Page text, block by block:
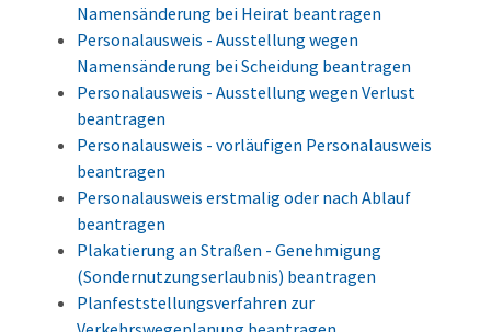
Namensänderung bei Heirat beantragen
Personalausweis - Ausstellung wegen
Namensänderung bei Scheidung beantragen
Personalausweis - Ausstellung wegen Verlust
beantragen
Personalausweis - vorläufigen Personalausweis
beantragen
Personalausweis erstmalig oder nach Ablauf
beantragen
Plakatierung an Straßen - Genehmigung
(Sondernutzungserlaubnis) beantragen
Planfeststellungsverfahren zur